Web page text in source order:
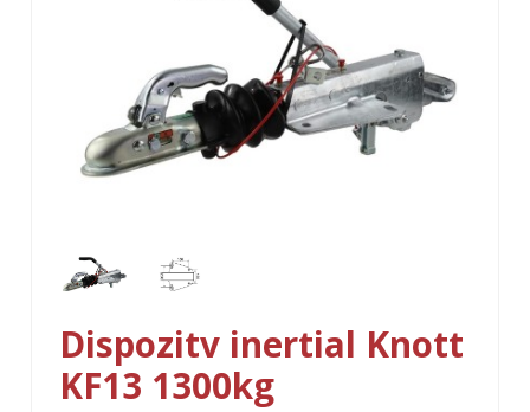
Dispozitv inertial Knott
KF13 1300kg